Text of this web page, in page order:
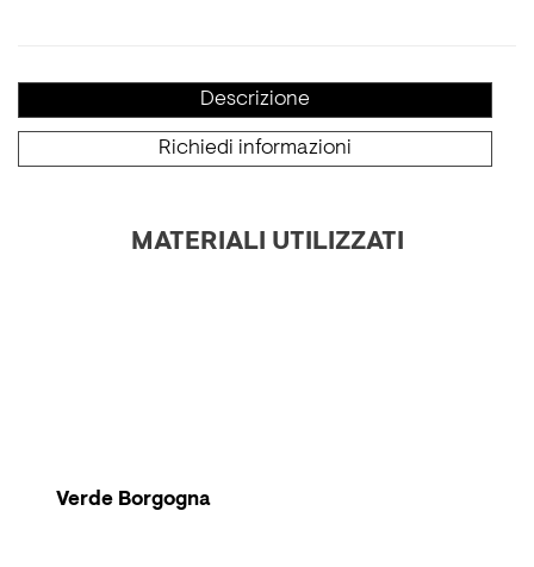
Descrizione
Richiedi informazioni
MATERIALI UTILIZZATI
Verde Borgogna